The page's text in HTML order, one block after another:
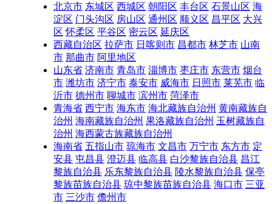
北京市 东城区 西城区 朝阳区 丰台区 石景山区 海
淀区 门头沟区 房山区 通州区 顺义区 昌平区 大兴
区 怀柔区 平谷区 密云区 延庆区
西藏自治区 拉萨市 日喀则市 昌都市 林芝市 山南
市 那曲市 阿里地区
山东省 济南市 青岛市 淄博市 枣庄市 东营市 烟台
市 潍坊市 济宁市 泰安市 威海市 日照市 莱芜市 临
沂市 德州市 聊城市 滨州市 菏泽市
青海省 西宁市 海东市 海北藏族自治州 黄南藏族自
治州 海南藏族自治州 果洛藏族自治州 玉树藏族自
治州 海西蒙古族藏族自治州
海南省 五指山市 琼海市 文昌市 万宁市 东方市 定
安县 屯昌县 澄迈县 临高县 白沙黎族自治县 昌江
黎族自治县 乐东黎族自治县 陵水黎族自治县 保亭
黎族苗族自治县 琼中黎族苗族自治县 海口市 三亚
市 三沙市 儋州市